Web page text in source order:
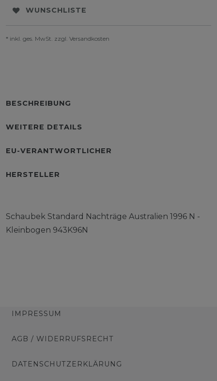
WUNSCHLISTE
* inkl. ges. MwSt. zzgl. Versandkosten
BESCHREIBUNG
WEITERE DETAILS
EU-VERANTWORTLICHER
HERSTELLER
Schaubek Standard Nachträge Australien 1996 N -
Kleinbogen 943K96N
IMPRESSUM
AGB / WIDERRUFSRECHT
DATENSCHUTZERKLÄRUNG